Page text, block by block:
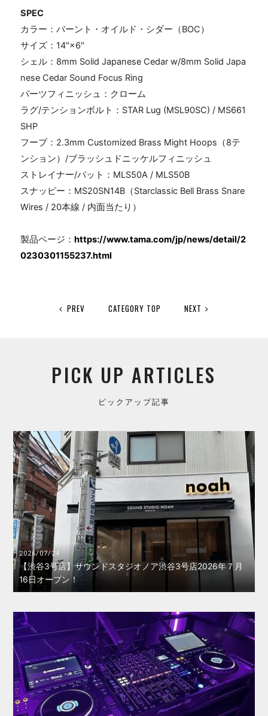
SPEC
カラー：バーント・オイルド・シダー（BOC）
サイズ：14"×6"
シェル： 8mm Solid Japanese Cedar w/8mm Solid Japa
nese Cedar Sound Focus Ring
パーツフィニッシュ：クローム
ラグ/テンションボルト： STAR Lug (MSL90SC) / MS661
SHP
フープ： 2.3mm Customized Brass Might Hoops （8テ
ンション）/ブラッシュドニッケルフィニッシュ
ストレイナー/バット： MLS50A / MLS50B
スナッピー： MS20SN14B （Starclassic Bell Brass Snare
Wires / 20本線 / 内面当たり）
製品ページ：https://www.tama.com/jp/news/detail/2
0230301155237.html
PREV CATEGORY TOP NEXT
PICK UP ARTICLES
ピックアップ記事
2026/07/24
【渋谷3号店】サウンドスタジオノア渋谷3号店2026年７月
16日オープン！